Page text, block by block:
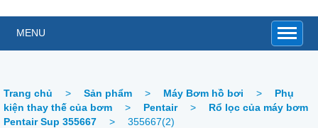
MENU
Trang chủ > Sản phẩm > Máy Bơm hồ bơi >
Phụ
kiện thay thế của bơm
> Pentair >
Rổ lọc của máy bơm
Pentair Sup 355667
> 355667(2)